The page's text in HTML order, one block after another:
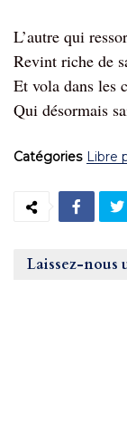
L’autre qui
Revint riche de
Et vola dans les
Qui désormais
Catégories Libre
Laissez-nous